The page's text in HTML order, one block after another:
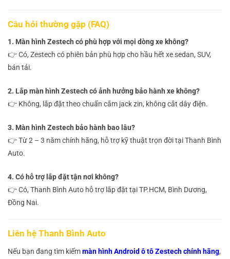
Câu hỏi thường gặp (FAQ)
1. Màn hình Zestech có phù hợp với mọi dòng xe không?
👉 Có, Zestech có phiên bản phù hợp cho hầu hết xe sedan, SUV,
bán tải.
2. Lắp màn hình Zestech có ảnh hưởng bảo hành xe không?
👉 Không, lắp đặt theo chuẩn cắm jack zin, không cắt dây điện.
3. Màn hình Zestech bảo hành bao lâu?
👉 Từ 2 – 3 năm chính hãng, hỗ trợ kỹ thuật trọn đời tại Thanh Bình
Auto.
4. Có hỗ trợ lắp đặt tận nơi không?
👉 Có, Thanh Bình Auto hỗ trợ lắp đặt tại TP.HCM, Bình Dương,
Đồng Nai.
Liên hệ Thanh Bình Auto
Nếu bạn đang tìm kiếmmàn hình Android ô tô Zestech chính hãng,